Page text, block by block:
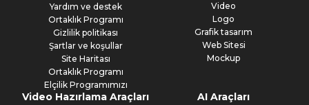
Yardım ve destek
Ortaklık Programı
Gizlilik politikası
Şartlar ve koşullar
Site Haritası
Ortaklık Programı
Elçilik Programımızı
Video
Logo
Grafik tasarım
Web Sitesi
Mockup
Video Hazırlama Araçları AI Araçları